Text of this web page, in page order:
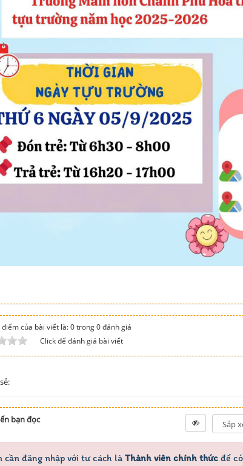
điểm của bài viết là: 0 trong 0 đánh giá
Click để đánh giá bài viết
bạn đọc
cần đăng nhập với tư cách là Thành viên chính thức để